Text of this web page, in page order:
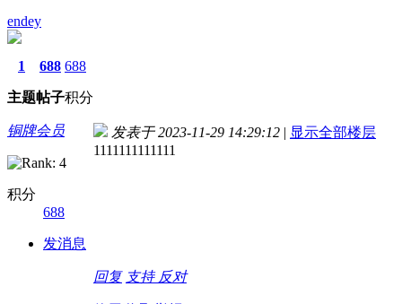
endey
1
主题
688
帖子
688
积分
铜牌会员
积分
688
发消息
发表于 2023-11-29 14:29:12 | 显示全部楼层
1111111111111
回复 支持 反对